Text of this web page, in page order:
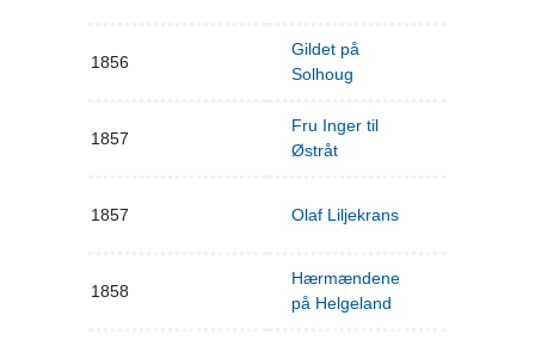
1856
Gildet på
Solhoug
1857
Fru Inger til
Østråt
1857 Olaf Liljekrans
1858
Hærmændene
på Helgeland